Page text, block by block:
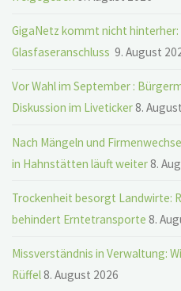
GigaNetz kommt nicht
Glasfaseranschluss 9. August
Vor Wahl im September :
Diskussion im Liveticker8.
Nach Mängeln und
in Hahnstätten läuft weiter8.
Trockenheit besorgt Landwirte:
behindert Erntetransporte 8.
Missverständnis in Verwaltung:
Rüffel8. August 2026